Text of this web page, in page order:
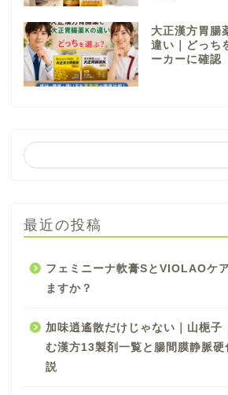
大正漢方胃腸
違い｜どっち
ーカーに確認
最近の投稿
フェミニーナ軟膏SとVIOLAOケ
ますか？
加味逍遙散だけじゃない｜山梔子
む漢方13製剤一覧と腸間膜静脈
説